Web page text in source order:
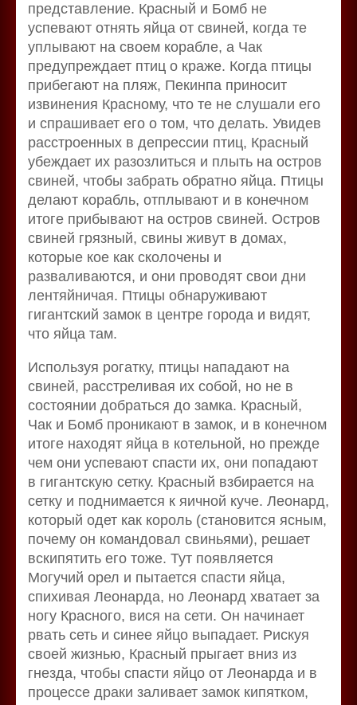
представление. Красный и Бомб не
успевают отнять яйца от свиней, когда те
уплывают на своем корабле, а Чак
предупреждает птиц о краже. Когда птицы
прибегают на пляж, Пекинпа приносит
извинения Красному, что те не слушали его
и спрашивает его о том, что делать. Увидев
расстроенных в депрессии птиц, Красный
убеждает их разозлиться и плыть на остров
свиней, чтобы забрать обратно яйца. Птицы
делают корабль, отплывают и в конечном
итоге прибывают на остров свиней. Остров
свиней грязный, свины живут в домах,
которые кое как сколочены и
разваливаются, и они проводят свои дни
лентяйничая. Птицы обнаруживают
гигантский замок в центре города и видят,
что яйца там.
Используя рогатку, птицы нападают на
свиней, расстреливая их собой, но не в
состоянии добраться до замка. Красный,
Чак и Бомб проникают в замок, и в конечном
итоге находят яйца в котельной, но прежде
чем они успевают спасти их, они попадают
в гигантскую сетку. Красный взбирается на
сетку и поднимается к яичной куче. Леонард,
который одет как король (становится ясным,
почему он командовал свиньями), решает
вскипятить его тоже. Тут появляется
Могучий орел и пытается спасти яйца,
спихивая Леонарда, но Леонард хватает за
ногу Красного, вися на сети. Он начинает
рвать сеть и синее яйцо выпадает. Рискуя
своей жизнью, Красный прыгает вниз из
гнезда, чтобы спасти яйцо от Леонарда и в
процессе драки заливает замок кипятком,